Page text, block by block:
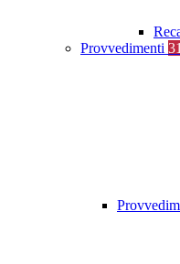
Provvedimenti